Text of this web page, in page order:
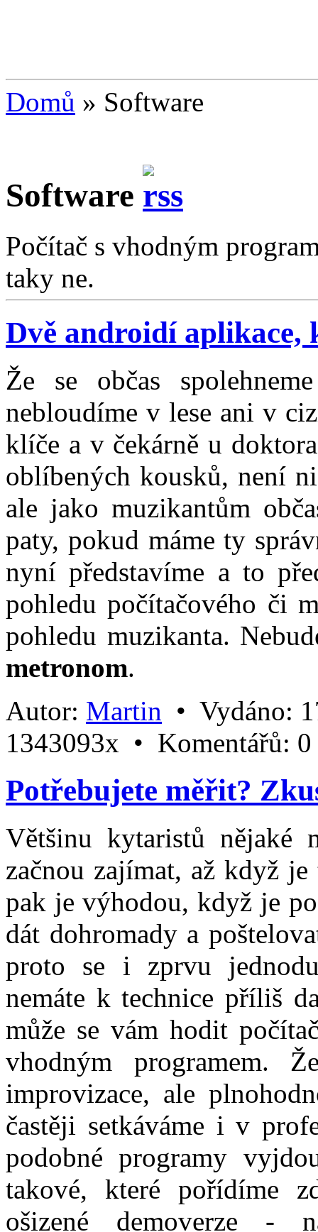
Domů » Software
Software
Počítač s vhodným
taky ne.
Dvě androidí aplikace,
Že se občas
nebloudíme v lese ani v
klíče a v čekárně u
oblíbených kousků, není
ale jako muzikantům
paty, pokud máme ty
nyní představíme a to
pohledu počítačového či
pohledu muzikanta.
metronom.
Autor: Martin • Vydáno:
1343093x • Komentářů: 0
Potřebujete měřit?
Většinu kytaristů nějaké
začnou zajímat, až když
pak je výhodou, když je
dát dohromady a
proto se i zprvu
nemáte k technice příliš
může se vám hodit
vhodným programem.
improvizace, ale
častěji setkáváme i v
podobné programy
takové, které pořídíme
ošizené demoverze -